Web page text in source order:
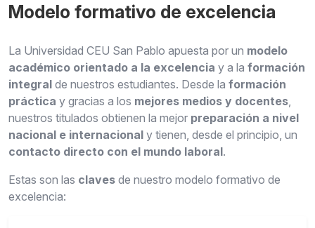
Modelo formativo de excelencia
La Universidad CEU San Pablo apuesta por un modelo
académico orientado a la excelencia y a la formación
integral de nuestros estudiantes. Desde la formación
práctica y gracias a los mejores medios y docentes
nuestros titulados obtienen la mejor preparación a nivel
nacional e internacional y tienen, desde el principio, un
contacto directo con el mundo laboral.
Estas son las claves de nuestro modelo formativo de
excelencia: